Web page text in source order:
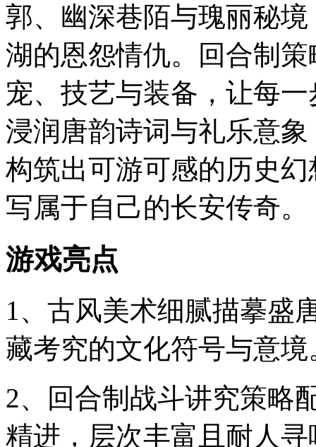
郭、幽深巷陌与瑰丽秘
湖的恩怨情仇。回合制
宠、技艺与装备，让每
浸润唐韵诗词与礼乐意
构筑出可游可感的历史
写属于自己的长安传奇。
游戏亮点
1、古风美术细腻描摹盛
藏考究的文化符号与意境
2、回合制战斗讲究策略
精进，层次丰富且耐人寻